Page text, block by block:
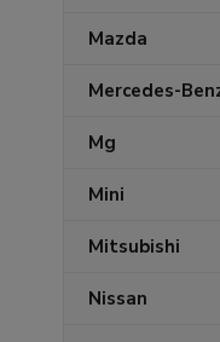
Mazda
Mercedes-
Mg
Mini
Mitsubishi
Nissan